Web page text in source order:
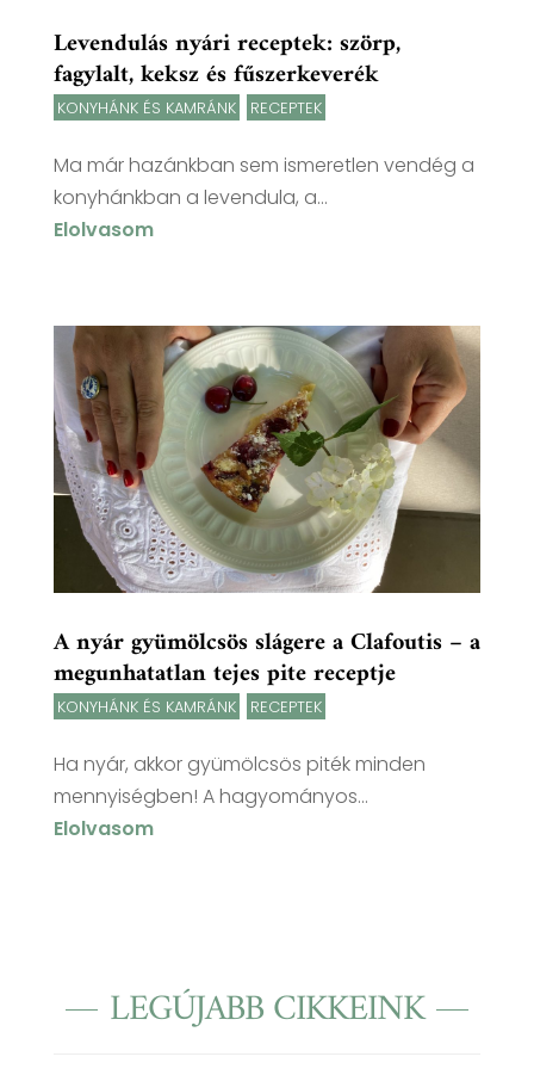
Levendulás nyári receptek: szörp,
fagylalt, keksz és fűszerkeverék
KONYHÁNK ÉS KAMRÁNK RECEPTEK
Ma már hazánkban sem ismeretlen vendég a
konyhánkban a levendula, a...
Elolvasom
A nyár gyümölcsös slágere a Clafoutis – a
megunhatatlan tejes pite receptje
KONYHÁNK ÉS KAMRÁNK RECEPTEK
Ha nyár, akkor gyümölcsös piték minden
mennyiségben! A hagyományos...
Elolvasom
LEGÚJABB CIKKEINK